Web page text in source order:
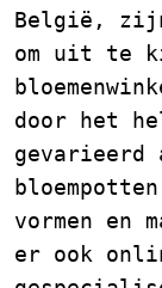
België,
om uit te
door het
gevarieerd
vormen en
er ook